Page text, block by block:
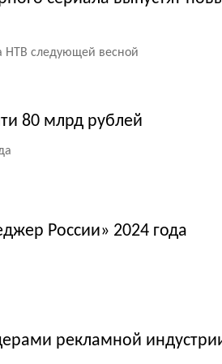
НТВ следующей весной
80 млрд рублей
России» 2024 года
рекламной